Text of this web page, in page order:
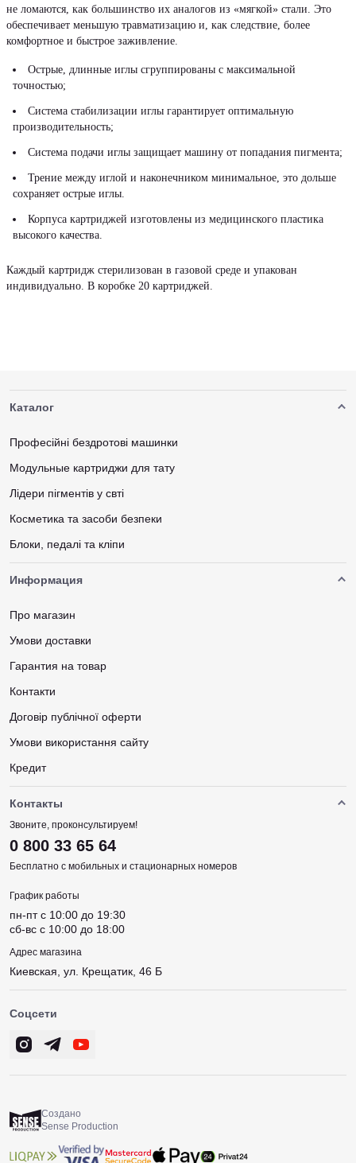
не ломаются, как большинство их аналогов из «мягкой» стали. Это
обеспечивает меньшую травматизацию и, как следствие, более
комфортное и быстрое заживление.
Острые, длинные иглы сгруппированы с максимальной
точностью;
Система стабилизации иглы гарантирует оптимальную
производительность;
Система подачи иглы защищает машину от попадания пигмента;
Трение между иглой и наконечником минимальное, это дольше
сохраняет острые иглы.
Корпуса картриджей изготовлены из медицинского пластика
высокого качества.
Каждый картридж стерилизован в газовой среде и упакован
индивидуально. В коробке 20 картриджей.
Каталог
Професійні бездротові машинки
Модульные картриджи для тату
Лідери пігментів у свті
Косметика та засоби безпеки
Блоки, педалі та кліпи
Информация
Про магазин
Умови доставки
Гарантия на товар
Контакти
Договір публічної оферти
Умови використання сайту
Кредит
Контакты
Звоните, проконсультируем!
0 800 33 65 64
Бесплатно с мобильных и стационарных номеров
График работы
пн-пт c 10:00 до 19:30
сб-вс c 10:00 до 18:00
Адрес магазина
Киевская, ул. Крещатик, 46 Б
Соцсети
Создано
Sense Production